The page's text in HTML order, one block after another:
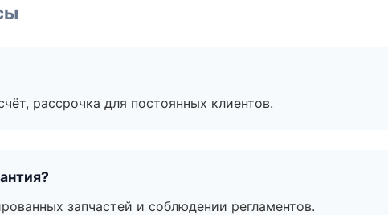
рассрочка для постоянных клиентов.
запчастей и соблюдении регламентов.